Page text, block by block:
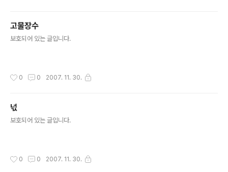
고물장수
보호되어 있는 글입니다.
0 0 2007. 11. 30.
넋
보호되어 있는 글입니다.
0 0 2007. 11. 30.